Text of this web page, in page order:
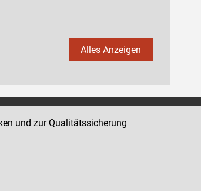
Alles Anzeigen
und zur Qualitätssicherung